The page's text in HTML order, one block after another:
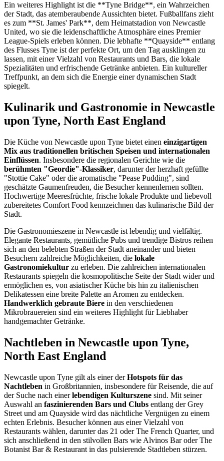
Ein weiteres Highlight ist die **Tyne Bridge**, ein Wahrzeichen
der Stadt, das atemberaubende Aussichten bietet. Fußballfans zieht
es zum **St. James' Park**, dem Heimatstadion von Newcastle
United, wo sie die leidenschaftliche Atmosphäre eines Premier
League-Spiels erleben können. Die lebhafte **Quayside** entlang
des Flusses Tyne ist der perfekte Ort, um den Tag ausklingen zu
lassen, mit einer Vielzahl von Restaurants und Bars, die lokale
Spezialitäten und erfrischende Getränke anbieten. Ein kultureller
Treffpunkt, an dem sich die Energie einer dynamischen Stadt
spiegelt.
Kulinarik und Gastronomie in Newcastle
upon Tyne, North East England
Die Küche von Newcastle upon Tyne bietet einen einzigartigen
Mix aus traditionellen britischen Speisen und internationalen
Einflüssen. Insbesondere die regionalen Gerichte wie die
berühmten "Geordie"-Klassiker, darunter der herzhaft gefüllte
"Stottie Cake" oder die aromatische "Pease Pudding", sind
geschätzte Gaumenfreuden, die Besucher kennenlernen sollten.
Hochwertige Meeresfrüchte, frische lokale Produkte und liebevoll
zubereitetes Comfort Food kennzeichnen das kulinarische Bild der
Stadt.
Die Gastronomieszene in Newcastle ist lebendig und vielfältig.
Elegante Restaurants, gemütliche Pubs und trendige Bistros reihen
sich an den belebten Straßen der Stadt aneinander und bieten
Besuchern zahlreiche Möglichkeiten, die lokale
Gastronomiekultur zu erleben. Die zahlreichen internationalen
Restaurants spiegeln die kosmopolitische Seite der Stadt wider und
ermöglichen es, von asiatischer Küche bis hin zu italienischen
Delikatessen eine breite Palette an Aromen zu entdecken.
Handwerklich gebraute Biere in den verschiedenen
Mikrobrauereien sind ein weiteres Highlight für Liebhaber
handgemachter Getränke.
Nachtleben in Newcastle upon Tyne,
North East England
Newcastle upon Tyne gilt als einer derHotspots für das
Nachtleben in Großbritannien, insbesondere für Reisende, die auf
der Suche nach einerlebendigen Kulturszene sind. Mit seiner
Auswahl an faszinierenden Bars und Clubs entlang der Grey
Street und am Quayside wird das nächtliche Vergnügen zu einem
echten Erlebnis. Besucher können aus einer Vielzahl von
Restaurants wählen, darunter das 21 oder The French Quarter, und
sich anschließend in den stilvollen Bars wie Alvinos Bar oder The
Botanist Bar & Restaurant in das pulsierende Stadtleben stürzen.